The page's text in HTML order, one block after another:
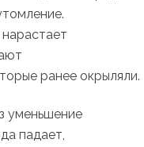
ранее окрыляли.
уменьшение
падает,